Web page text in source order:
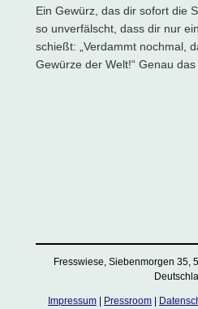
Ein Gewürz, das dir sofort die
so unverfälscht, dass dir nur
schießt: „Verdammt nochmal,
Gewürze der Welt!“ Genau das
Fresswiese, Siebenmorgen 35,
Impressum Pressroom